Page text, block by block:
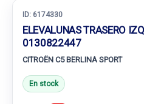
ID: 6174330
ELEVALUNAS TRASERO
0130822447
CITROËN C5 BERLINA SPORT
En stock